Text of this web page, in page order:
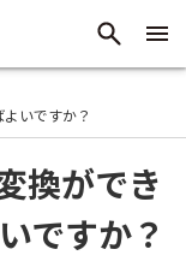
いですか？
換ができ
ですか？